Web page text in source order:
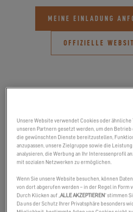
MEINE EINLADUNG
OFFIZIELLE
DieSouth Coast Boat Showist die
Wasser in Großbritannien. Mit mehr als
Unsere Website verwendet Cookies oder
unseren Partnern gesetzt werden, um den
die gewünschten Dienste bereitzustellen,
anzupassen, unsere Zielgruppe sowie die
analysieren, die Werbung an Ihr Interessenprofil
mit sozialen Netzwerken zu ermöglichen.
Wenn Sie unsere Website besuchen, können
von dort abgerufen werden – in der Regel in Form
Durch Klicken auf „ALLE AKZEPTIEREN“ stimmen
Da uns der Schutz Ihrer Privatsphäre besonders